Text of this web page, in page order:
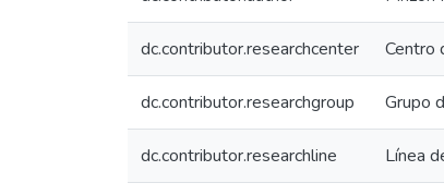
dc.contributor.researchcenter Centro
dc.contributor.researchgroup Grupo
dc.contributor.researchline Línea